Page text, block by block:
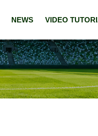
NEWS VIDEO